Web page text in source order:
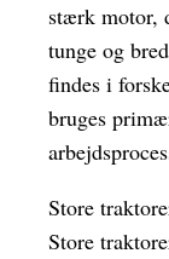
stærk motor,
tunge og
findes i
bruges
Store
Store